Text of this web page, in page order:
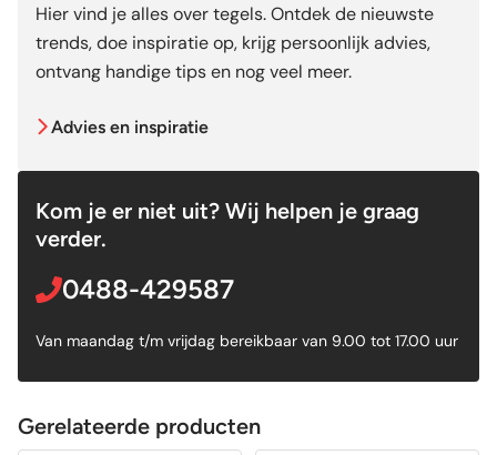
Hier vind je alles over tegels. Ontdek de nieuwste
trends, doe inspiratie op, krijg persoonlijk advies,
ontvang handige tips en nog veel meer.
Advies en inspiratie
Kom je er niet uit? Wij helpen je graag
verder.
0488-429587
Van maandag t/m vrijdag bereikbaar van 9.00 tot 17.00 uur
Gerelateerde producten